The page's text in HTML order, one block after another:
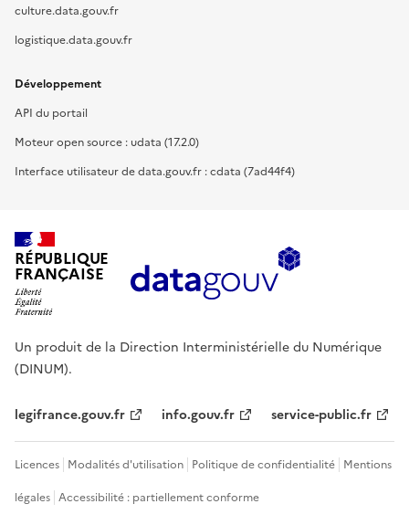
culture.data.gouv.fr
logistique.data.gouv.fr
Développement
API du portail
Moteur open source : udata (17.2.0)
Interface utilisateur de data.gouv.fr : cdata (7ad44f4)
RÉPUBLIQUE
FRANÇAISE
Un produit de la Direction Interministérielle du Numérique
(DINUM).
legifrance.gouv.fr info.gouv.fr service-public.fr
Licences Modalités d'utilisation Politique de confidentialité Mentions
légales Accessibilité : partiellement conforme